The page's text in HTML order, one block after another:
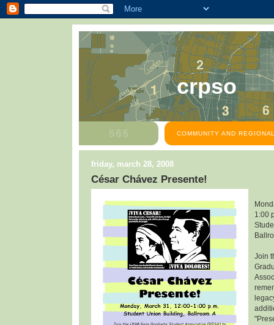
crpso
COMMUNITY AND
friday, march 28, 2008
César Chávez Presente!
1:00
Join